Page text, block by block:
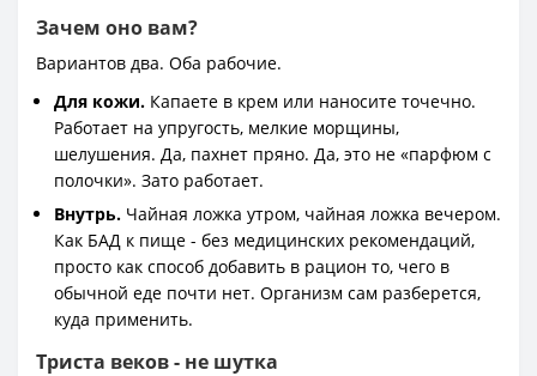
Зачем оно вам?
Вариантов два. Оба рабочие.
Для кожи. Капаете в крем или наносите точечно.
Работает на упругость, мелкие морщины,
шелушения. Да, пахнет пряно. Да, это не «парфюм с
полочки». Зато работает.
Внутрь. Чайная ложка утром, чайная ложка вечером.
Как БАД к пище - без медицинских рекомендаций,
просто как способ добавить в рацион то, чего в
обычной еде почти нет. Организм сам разберется,
куда применить.
Триста веков - не шутка